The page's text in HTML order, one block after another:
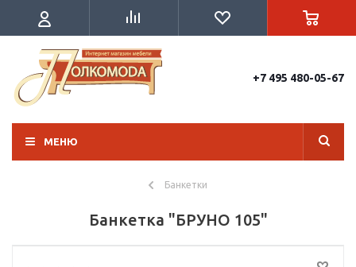
+7 495 480-05-67
МЕНЮ
Банкетки
Банкетка "БРУНО 105"